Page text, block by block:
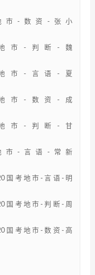
地市-数资-张小
地市-判断-魏
地市-言语-夏
考地市-数资-成
考地市-判断-甘
地市-言语-常新
国考地市-言语-明
国考地市-判断-周
国考地市-数资-高